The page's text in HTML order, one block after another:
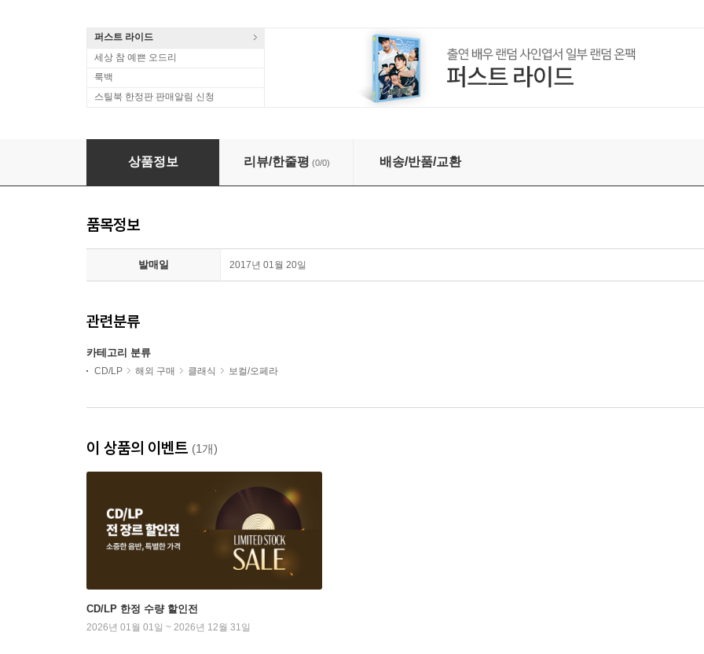
퍼스트 라이드
세상 참 예쁜 오드리
룩백
스틸북 한정판 판매알림 신청
거쉬인: 포기와 베스 (Gershwin: Porgy and Bess) (3CD) - Simon Rattle
상품정보 리뷰/한줄평 (0/0) 배송/반품/교환
품목정보
발매일 2017년 01월 20일
관련분류
카테고리 분류
CD/LP 해외 구매 클래식 보컬/오페라
이 상품의 이벤트 (1개)
CD/LP 한정 수량 할인전
2026년 01월 01일 ~ 2026년 12월 31일